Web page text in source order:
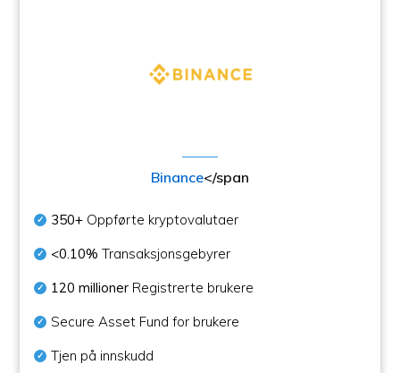
Binance</span
350+ Oppførte kryptovalutaer
<0.10% Transaksjonsgebyrer
120 millioner Registrerte brukere
Secure Asset Fund for brukere
Tjen på innskudd